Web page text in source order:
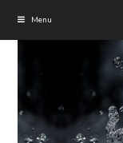
Menu